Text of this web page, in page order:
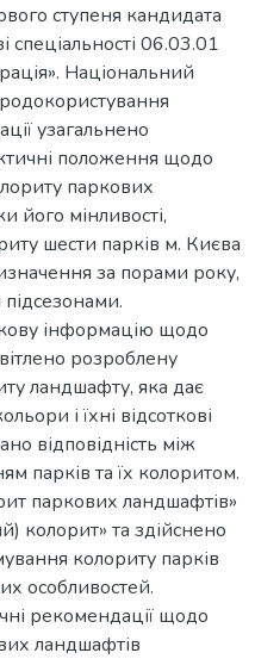
ступеня кандидата
спеціальності 06.03.01
Національний
узагальнено
положення щодо
паркових
його мінливості,
шести парків м. Києва
за порами року,
інформацію щодо
розроблену
ландшафту, яка дає
і їхні відсоткові
відповідність між
парків та їх колоритом.
паркових ландшафтів»
колорит» та здійснено
колориту парків
особливостей.
рекомендації щодо
ландшафтів